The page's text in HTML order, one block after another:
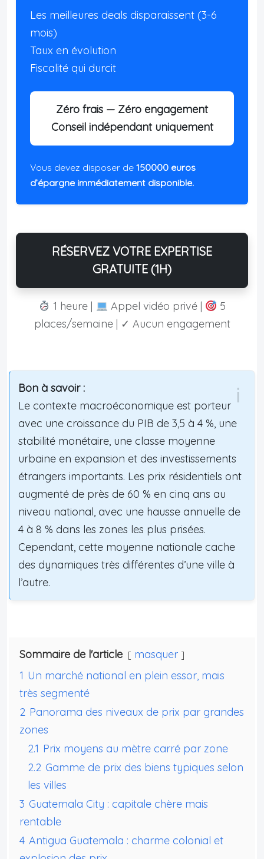
Les meilleures deals disparaissent (3-6
mois)
Taux en évolution
Fiscalité qui durcit
Zéro frais — Zéro engagement
Conseil indépendant uniquement
Vous devez disposer de 150000 euros
d’épargne immédiatement disponible.
RÉSERVEZ VOTRE EXPERTISE
GRATUITE (1H)
1 heure | Appel vidéo privé |
5
places/semaine | ✓ Aucun engagement
Bon à savoir :
Le contexte macroéconomique est porteur
avec une croissance du PIB de 3,5 à 4 %, une
stabilité monétaire, une classe moyenne
urbaine en expansion et des investissements
étrangers importants. Les prix résidentiels ont
augmenté de près de 60 % en cinq ans au
niveau national, avec une hausse annuelle de
4 à 8 % dans les zones les plus prisées.
Cependant, cette moyenne nationale cache
des dynamiques très différentes d’une ville à
l’autre.
Sommaire de l'article
masquer
1 Un marché national en plein essor, mais
très segmenté
2 Panorama des niveaux de prix par grandes
zones
2.1 Prix moyens au mètre carré par zone
2.2 Gamme de prix des biens typiques selon
les villes
3 Guatemala City : capitale chère mais
rentable
4 Antigua Guatemala : charme colonial et